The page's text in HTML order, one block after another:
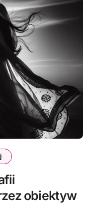
obiektyw